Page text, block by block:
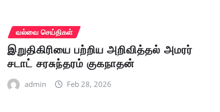
வல்வை செய்திகள்
இறுதிகிரியை பற்றிய அறிவித்தல் அமரர்
சடாட் சரசுந்தரம் குகநாதன்
admin Feb 28, 2026